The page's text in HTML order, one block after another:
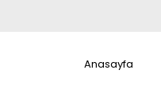
Anasayfa